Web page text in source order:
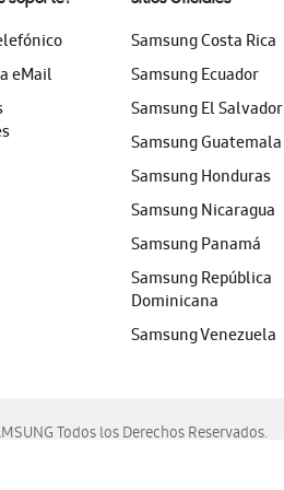
eMail
Samsung Costa Rica
Samsung Ecuador
Samsung El Salvador
Samsung Guatemala
Samsung Honduras
Samsung Nicaragua
Samsung Panamá
Samsung República
Dominicana
Samsung Venezuela
Todos los Derechos Reservados.